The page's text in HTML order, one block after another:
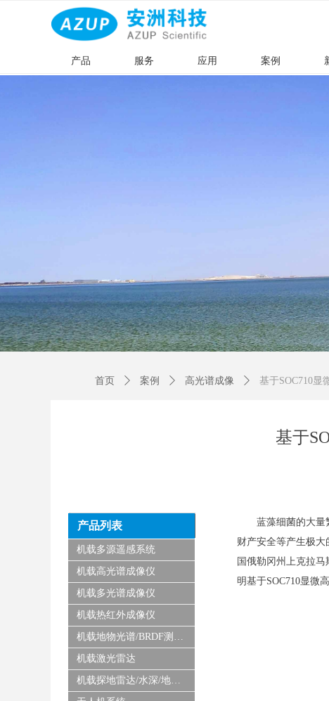
产品 服务 应用 案例
基于
蓝藻细菌的大量
财产安全等产生极
国 俄勒冈州上克拉马
明基于SOC710显微
机载多源遥感系统
机载高光谱成像仪
机载多光谱成像仪
机载热红外成像仪
机载地物光谱/BRDF测量系统
机载激光雷达
机载探地雷达/水深/地磁/微波/SAR
产品列表
首页 ꄲ 案例 ꄲ 高光谱成像 ꄲ 基于SOC710显